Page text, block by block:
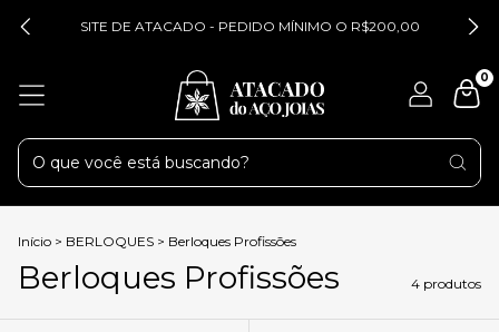
SITE DE ATACADO - PEDIDO MÍNIMO O R$200,00
0
Início > BERLOQUES > Berloques Profissões
Berloques Profissões 4 produtos